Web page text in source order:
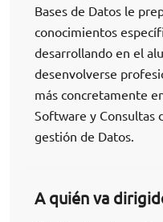
Bases de Datos le
conocimientos
desarrollando en el
desenvolverse
más concretamente
Software y Consultas
gestión de Datos.
A quién va